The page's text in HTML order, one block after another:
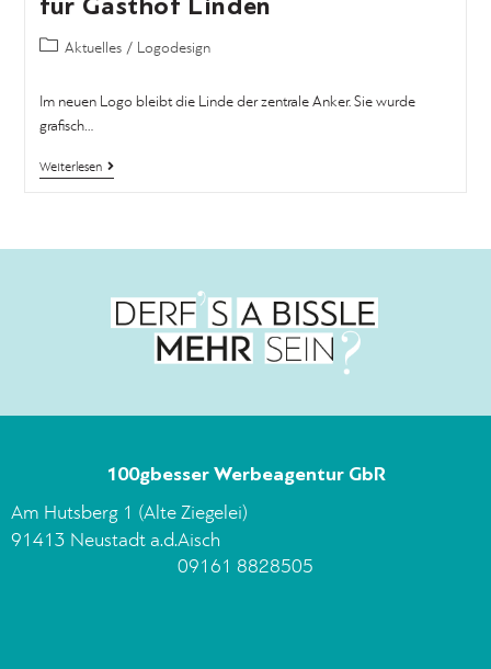
Aktuelles / Logodesign
Im neuen Logo bleibt die Linde der zentrale Anker. Sie wurde
grafisch…
Weiterlesen
100gbesser Werbeagentur GbR
Am Hutsberg 1 (Alte Ziegelei)
91413 Neustadt a.d.Aisch
09161 8828505